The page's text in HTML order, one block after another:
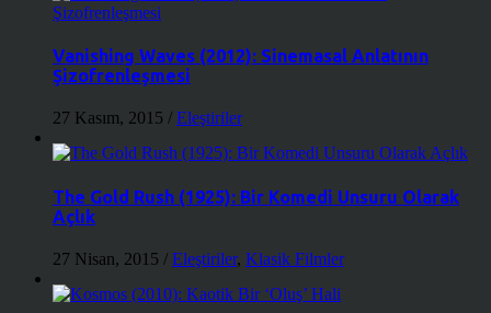
Vanishing Waves (2012): Sinemasal Anlatının
Şizofrenleşmesi
27 Kasım, 2015 / Eleştiriler
The Gold Rush (1925): Bir Komedi Unsuru Olarak
Açlık
27 Nisan, 2015 / Eleştiriler, Klasik Filmler